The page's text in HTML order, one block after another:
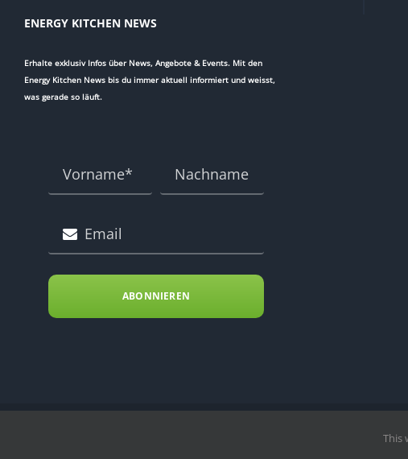
ENERGY KITCHEN NEWS
Erhalte exklusiv Infos über News, Angebote & Events. Mit den
Energy Kitchen News bis du immer aktuell informiert und weisst,
was gerade so läuft.
ABONNIEREN
This